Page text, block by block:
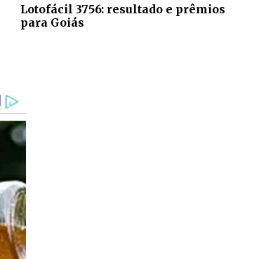
Lotofácil 3756: resultado e prêmios
para Goiás